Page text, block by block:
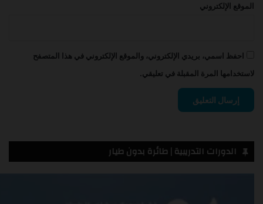
الموقع الإلكتروني
احفظ اسمي، بريدي الإلكتروني، والموقع الإلكتروني في هذا المتصفح
لاستخدامها المرة المقبلة في تعليقي.
الدورات التدريبية | طائرة بدون طيار